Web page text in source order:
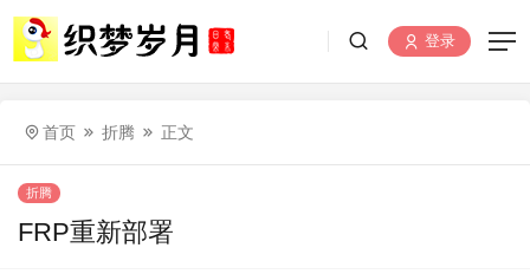
登录
首页 折腾 正文
折腾
FRP重新部署